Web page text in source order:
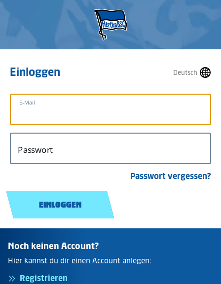
Deutsch
Einloggen
E-Mail
Passwort
Passwort vergessen?
EINLOGGEN
Noch keinen Account?
Hier kannst du dir einen Account anlegen:
Registrieren